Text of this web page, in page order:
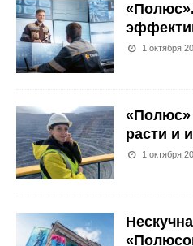
1 октября
«Полюс»
расти и
1 октября